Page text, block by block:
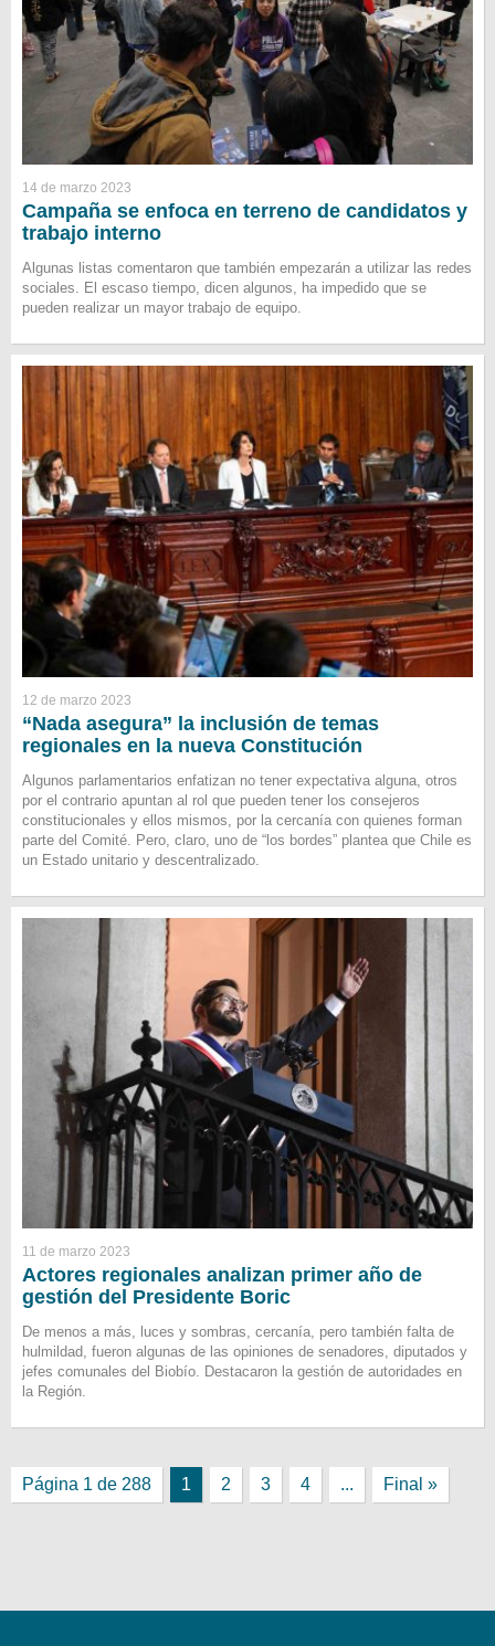
14 de marzo 2023
Campaña se enfoca en terreno de candidatos y
trabajo interno
Algunas listas comentaron que también empezarán a utilizar las redes
sociales. El escaso tiempo, dicen algunos, ha impedido que se
pueden realizar un mayor trabajo de equipo.
12 de marzo 2023
“Nada asegura” la inclusión de temas
regionales en la nueva Constitución
Algunos parlamentarios enfatizan no tener expectativa alguna, otros
por el contrario apuntan al rol que pueden tener los consejeros
constitucionales y ellos mismos, por la cercanía con quienes forman
parte del Comité. Pero, claro, uno de “los bordes” plantea que Chile es
un Estado unitario y descentralizado.
11 de marzo 2023
Actores regionales analizan primer año de
gestión del Presidente Boric
De menos a más, luces y sombras, cercanía, pero también falta de
hulmildad, fueron algunas de las opiniones de senadores, diputados y
jefes comunales del Biobío. Destacaron la gestión de autoridades en
la Región.
Página 1 de 288 1 2 3 4 ... Final »